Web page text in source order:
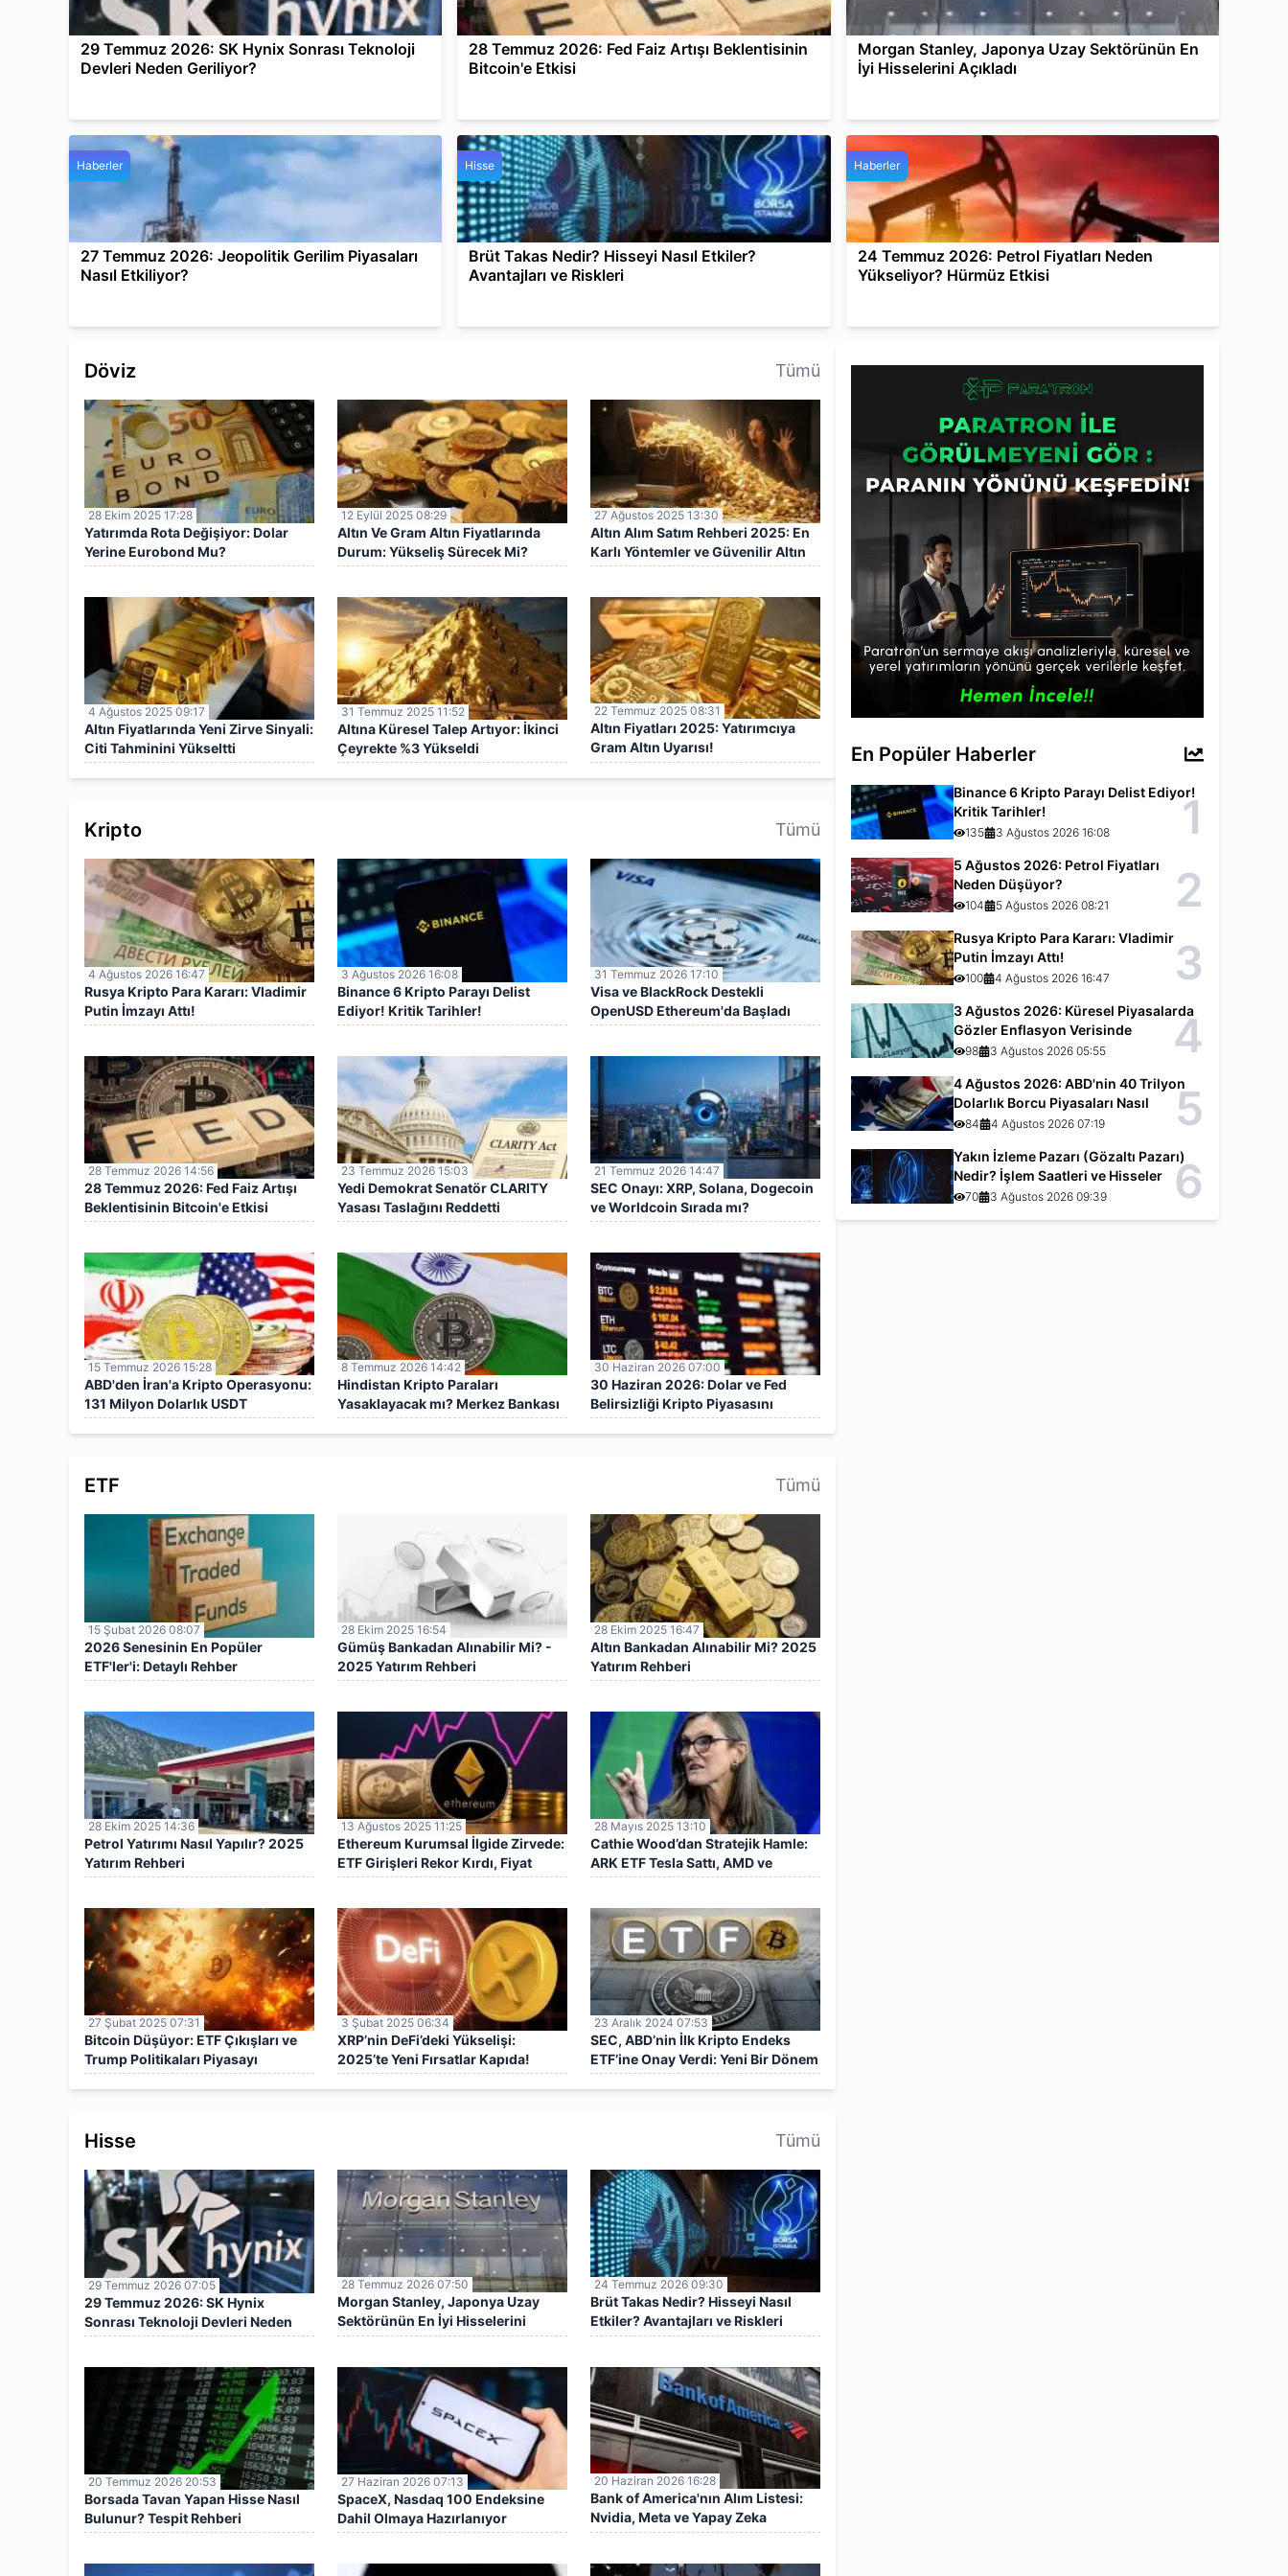
29 Temmuz 2026: SK Hynix Sonrası Teknoloji
Devleri Neden Geriliyor?
28 Temmuz 2026: Fed Faiz Artışı Beklentisinin
Bitcoin'e Etkisi
Morgan Stanley, Japonya Uzay Sektörünün En
İyi Hisselerini Açıkladı
Haberler
27 Temmuz 2026: Jeopolitik Gerilim Piyasaları
Nasıl Etkiliyor?
Hisse
Brüt Takas Nedir? Hisseyi Nasıl Etkiler?
Avantajları ve Riskleri
Haberler
24 Temmuz 2026: Petrol Fiyatları Neden
Yükseliyor? Hürmüz Etkisi
Döviz Tümü
28 Ekim 2025 17:28
Yatırımda Rota Değişiyor: Dolar
Yerine Eurobond Mu?
12 Eylül 2025 08:29
Altın Ve Gram Altın Fiyatlarında
Durum: Yükseliş Sürecek Mi?
27 Ağustos 2025 13:30
Altın Alım Satım Rehberi 2025: En
Karlı Yöntemler ve Güvenilir Altın
Yatırım Adresleri
4 Ağustos 2025 09:17
Altın Fiyatlarında Yeni Zirve Sinyali:
Citi Tahminini Yükseltti
31 Temmuz 2025 11:52
Altına Küresel Talep Artıyor: İkinci
Çeyrekte %3 Yükseldi
22 Temmuz 2025 08:31
Altın Fiyatları 2025: Yatırımcıya
Gram Altın Uyarısı!
Kripto Tümü
4 Ağustos 2026 16:47
Rusya Kripto Para Kararı: Vladimir
Putin İmzayı Attı!
3 Ağustos 2026 16:08
Binance 6 Kripto Parayı Delist
Ediyor! Kritik Tarihler!
31 Temmuz 2026 17:10
Visa ve BlackRock Destekli
OpenUSD Ethereum'da Başladı
28 Temmuz 2026 14:56
28 Temmuz 2026: Fed Faiz Artışı
Beklentisinin Bitcoin'e Etkisi
23 Temmuz 2026 15:03
Yedi Demokrat Senatör CLARITY
Yasası Taslağını Reddetti
21 Temmuz 2026 14:47
SEC Onayı: XRP, Solana, Dogecoin
ve Worldcoin Sırada mı?
15 Temmuz 2026 15:28
ABD'den İran'a Kripto Operasyonu:
131 Milyon Dolarlık USDT
Donduruldu!
8 Temmuz 2026 14:42
Hindistan Kripto Paraları
Yasaklayacak mı? Merkez Bankası
Açıklaması
30 Haziran 2026 07:00
30 Haziran 2026: Dolar ve Fed
Belirsizliği Kripto Piyasasını
Baskılıyor
ETF Tümü
15 Şubat 2026 08:07
2026 Senesinin En Popüler
ETF'ler'i: Detaylı Rehber
28 Ekim 2025 16:54
Gümüş Bankadan Alınabilir Mi? -
2025 Yatırım Rehberi
28 Ekim 2025 16:47
Altın Bankadan Alınabilir Mi? 2025
Yatırım Rehberi
28 Ekim 2025 14:36
Petrol Yatırımı Nasıl Yapılır? 2025
Yatırım Rehberi
13 Ağustos 2025 11:25
Ethereum Kurumsal İlgide Zirvede:
ETF Girişleri Rekor Kırdı, Fiyat
4.620 Dolar
28 Mayıs 2025 13:10
Cathie Wood’dan Stratejik Hamle:
ARK ETF Tesla Sattı, AMD ve
CRISPR Aldı
27 Şubat 2025 07:31
Bitcoin Düşüyor: ETF Çıkışları ve
Trump Politikaları Piyasayı
Sarsıyor
3 Şubat 2025 06:34
XRP’nin DeFi’deki Yükselişi:
2025’te Yeni Fırsatlar Kapıda!
23 Aralık 2024 07:53
SEC, ABD’nin İlk Kripto Endeks
ETF’ine Onay Verdi: Yeni Bir Dönem
Başlıyor
Hisse Tümü
29 Temmuz 2026 07:05
29 Temmuz 2026: SK Hynix
Sonrası Teknoloji Devleri Neden
Geriliyor?
28 Temmuz 2026 07:50
Morgan Stanley, Japonya Uzay
Sektörünün En İyi Hisselerini
Açıkladı
24 Temmuz 2026 09:30
Brüt Takas Nedir? Hisseyi Nasıl
Etkiler? Avantajları ve Riskleri
20 Temmuz 2026 20:53
Borsada Tavan Yapan Hisse Nasıl
Bulunur? Tespit Rehberi
27 Haziran 2026 07:13
SpaceX, Nasdaq 100 Endeksine
Dahil Olmaya Hazırlanıyor
20 Haziran 2026 16:28
Bank of America'nın Alım Listesi:
Nvidia, Meta ve Yapay Zeka
Hisseleri
En Popüler Haberler
Binance 6 Kripto Parayı Delist Ediyor!
Kritik Tarihler!
135 3 Ağustos 2026 16:08 1
5 Ağustos 2026: Petrol Fiyatları
Neden Düşüyor?
104 5 Ağustos 2026 08:21 2
Rusya Kripto Para Kararı: Vladimir
Putin İmzayı Attı!
100 4 Ağustos 2026 16:47 3
3 Ağustos 2026: Küresel Piyasalarda
Gözler Enflasyon Verisinde
98 3 Ağustos 2026 05:55 4
4 Ağustos 2026: ABD'nin 40 Trilyon
Dolarlık Borcu Piyasaları Nasıl
Etkiliyor?
84 4 Ağustos 2026 07:19 5
Yakın İzleme Pazarı (Gözaltı Pazarı)
Nedir? İşlem Saatleri ve Hisseler
70 3 Ağustos 2026 09:39 6